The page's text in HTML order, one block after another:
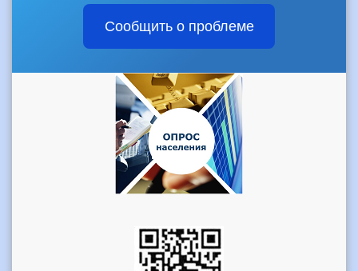
Сообщить о проблеме